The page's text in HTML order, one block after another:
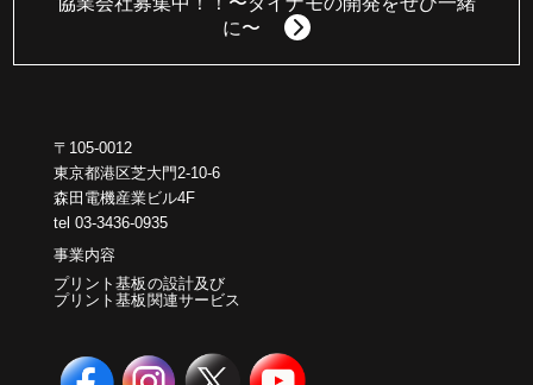
に〜
〒105-0012
東京都港区芝大門2-10-6
森田電機産業ビル4F
tel 03-3436-0935
事業内容
プリント基板の設計及び
プリント基板関連サービス